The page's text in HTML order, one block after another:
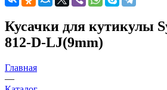
Кусачки для кутикулы
812-D-LJ(9mm)
Главная
—